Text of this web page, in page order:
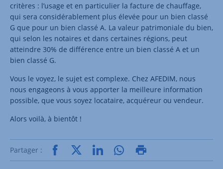
critères : l’usage et en particulier la facture de chauffage,
qui sera considérablement plus élevée pour un bien classé
G que pour un bien classé A. La valeur patrimoniale du bien,
qui selon les notaires et dans certaines régions, peut
atteindre 30% de différence entre un bien classé A et un
bien classé G.
Vous le voyez, le sujet est complexe. Chez AFEDIM, nous
nous engageons à vous apporter la meilleure information
possible, que vous soyez locataire, acquéreur ou vendeur.
Alors voilà, à bientôt !
Partager :